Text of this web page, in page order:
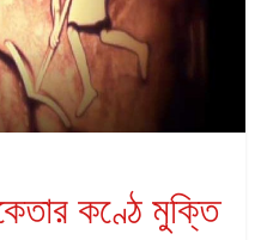
কণ্ঠে মুক্তি